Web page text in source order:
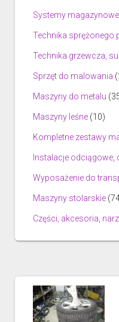
Systemy magazynowe
Technika sprężonego
Technika grzewcza,
Sprzęt do malowania
Maszyny do metalu
Maszyny leśne (10)
Kompletne zestawy
Instalacje odciągowe,
Wyposażenie do
Maszyny stolarskie
Części, akcesoria,